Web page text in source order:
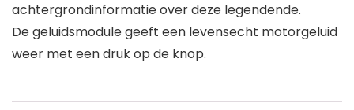
achtergrondinformatie over deze legendende.
De geluidsmodule geeft een levensecht motorgeluid
weer met een druk op de knop.